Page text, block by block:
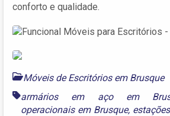
conforto e qualidade.
Móveis de Escritórios em Brusque
armários em aço em
operacionais em Brusque,